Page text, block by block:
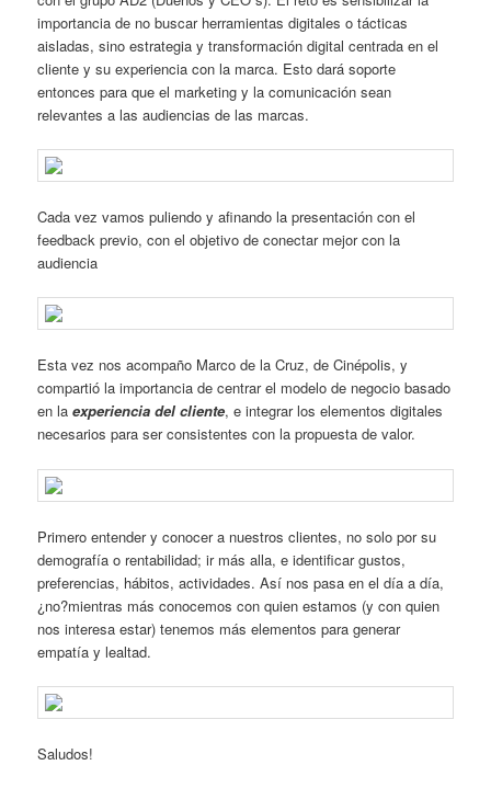
importancia de no buscar herramientas digitales o tácticas
aisladas, sino estrategia y transformación digital centrada en el
cliente y su experiencia con la marca. Esto dará soporte
entonces para que el marketing y la comunicación sean
relevantes a las audiencias de las marcas.
Cada vez vamos puliendo y afinando la presentación con el
feedback previo, con el objetivo de conectar mejor con la
audiencia
Esta vez nos acompaño Marco de la Cruz, de Cinépolis, y
compartió la importancia de centrar el modelo de negocio basado
en laexperiencia del cliente, e integrar los elementos digitales
necesarios para ser consistentes con la propuesta de valor.
Primero entender y conocer a nuestros clientes, no solo por su
demografía o rentabilidad; ir más alla, e identificar gustos,
preferencias, hábitos, actividades. Así nos pasa en el día a día,
¿no?mientras más conocemos con quien estamos (y con quien
nos interesa estar) tenemos más elementos para generar
empatía y lealtad.
Saludos!